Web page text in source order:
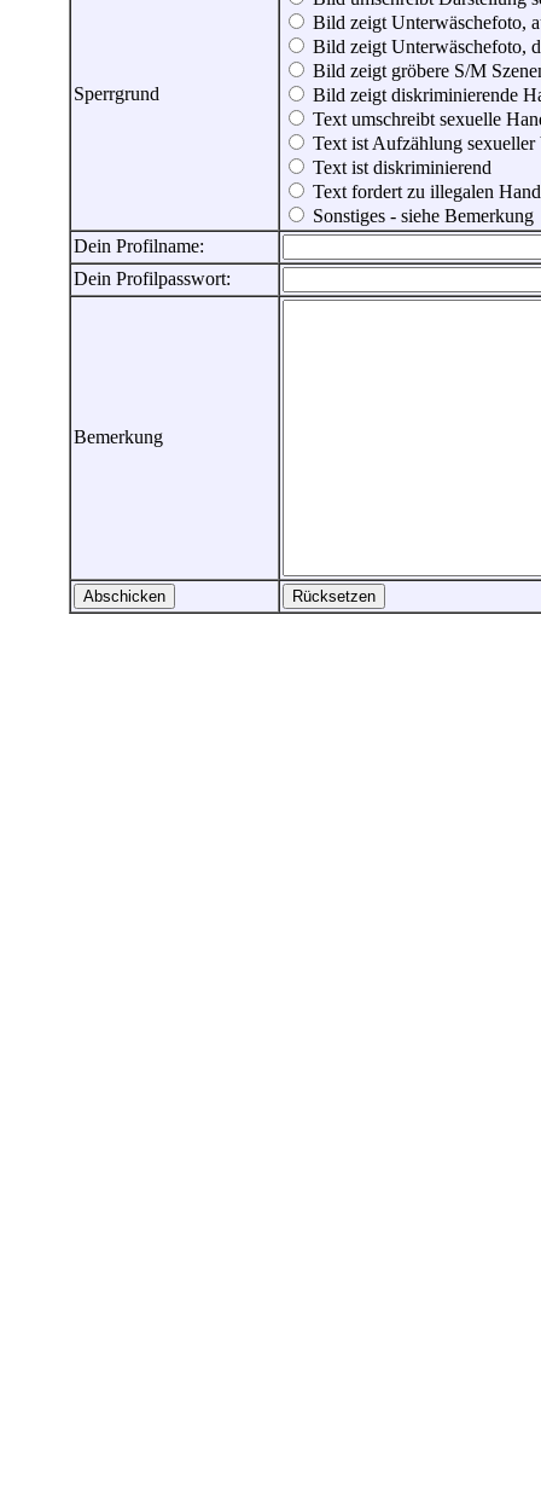
Sperrgrund
Bild zeigt Unterwäschefoto,
Bild zeigt Unterwäschefoto,
Bild zeigt gröbere S/M
Bild zeigt diskriminierende
Text umschreibt sexuelle
Text ist Aufzählung sexueller
Text ist diskriminierend
Text fordert zu illegalen
Sonstiges - siehe Bemerkung
Dein Profilname:
Dein Profilpasswort:
Bemerkung